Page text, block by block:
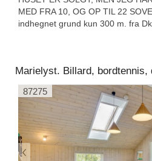
MED FRA 10, OG OP TIL 22
indhegnet grund kun 300 m. fra
Marielyst. Billard, bordtennis,
87275